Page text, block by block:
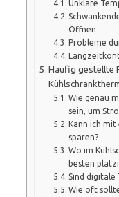
Unklare
Öffnen
Probleme
Häufig gestellte
Wie genau
sein, um
Kann ich mit
sparen?
Wo im
besten
Sind digitale
Wie oft